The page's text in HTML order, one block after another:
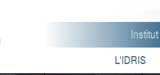
L'IDRIS